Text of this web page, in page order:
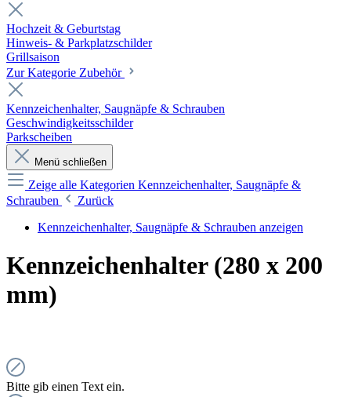
Hochzeit & Geburtstag
Hinweis- & Parkplatzschilder
Grillsaison
Zur Kategorie Zubehör
Kennzeichenhalter, Saugnäpfe & Schrauben
Geschwindigkeitsschilder
Parkscheiben
Menü schließen
Zeige alle Kategorien Kennzeichenhalter, Saugnäpfe &
Schrauben
Zurück
Kennzeichenhalter, Saugnäpfe & Schrauben anzeigen
Kennzeichenhalter (280 x 200
mm)
Bitte gib einen Text ein.